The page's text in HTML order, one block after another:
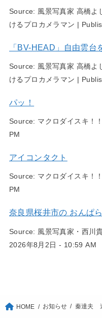
Source: 風景写真家 高橋
けるプロカメラマン |
「BV-HEAD」自由雲台
Source: 風景写真家 高橋
けるプロカメラマン |
パッ！
Source: マクロダイスキ！！
PM
アイコンタクト
Source: マクロダイスキ！！
PM
奈良県桜井市の おんぱ
Source: 風景写真家・西川
2026年8月2日 - 10:59 AM
HOME お知らせ 秦達夫